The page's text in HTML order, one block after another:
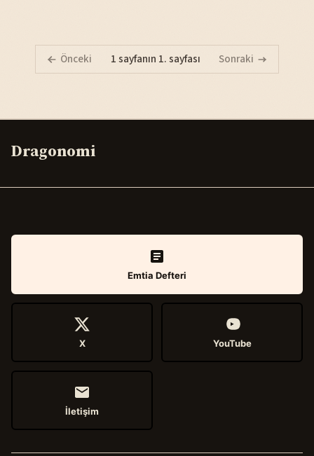
Önceki 1 sayfanın 1. sayfası Sonraki
Dragonomi
Emtia Defteri
X YouTube
İletişim